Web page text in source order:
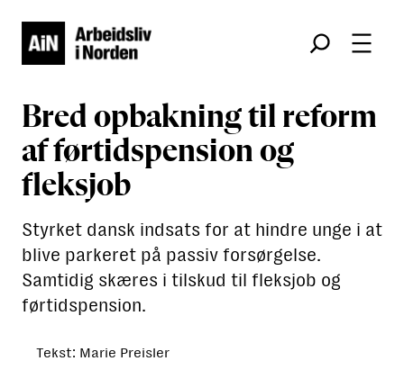
Søk
Bred opbakning til reform
af førtidspension og
fleksjob
Styrket dansk indsats for at hindre unge i at
blive parkeret på passiv forsørgelse.
Samtidig skæres i tilskud til fleksjob og
førtidspension.
Tekst: Marie Preisler